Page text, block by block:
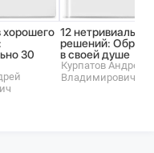
хорошего
30
12
решений:
в своей душе
Курпатов Андрей
Владимирович